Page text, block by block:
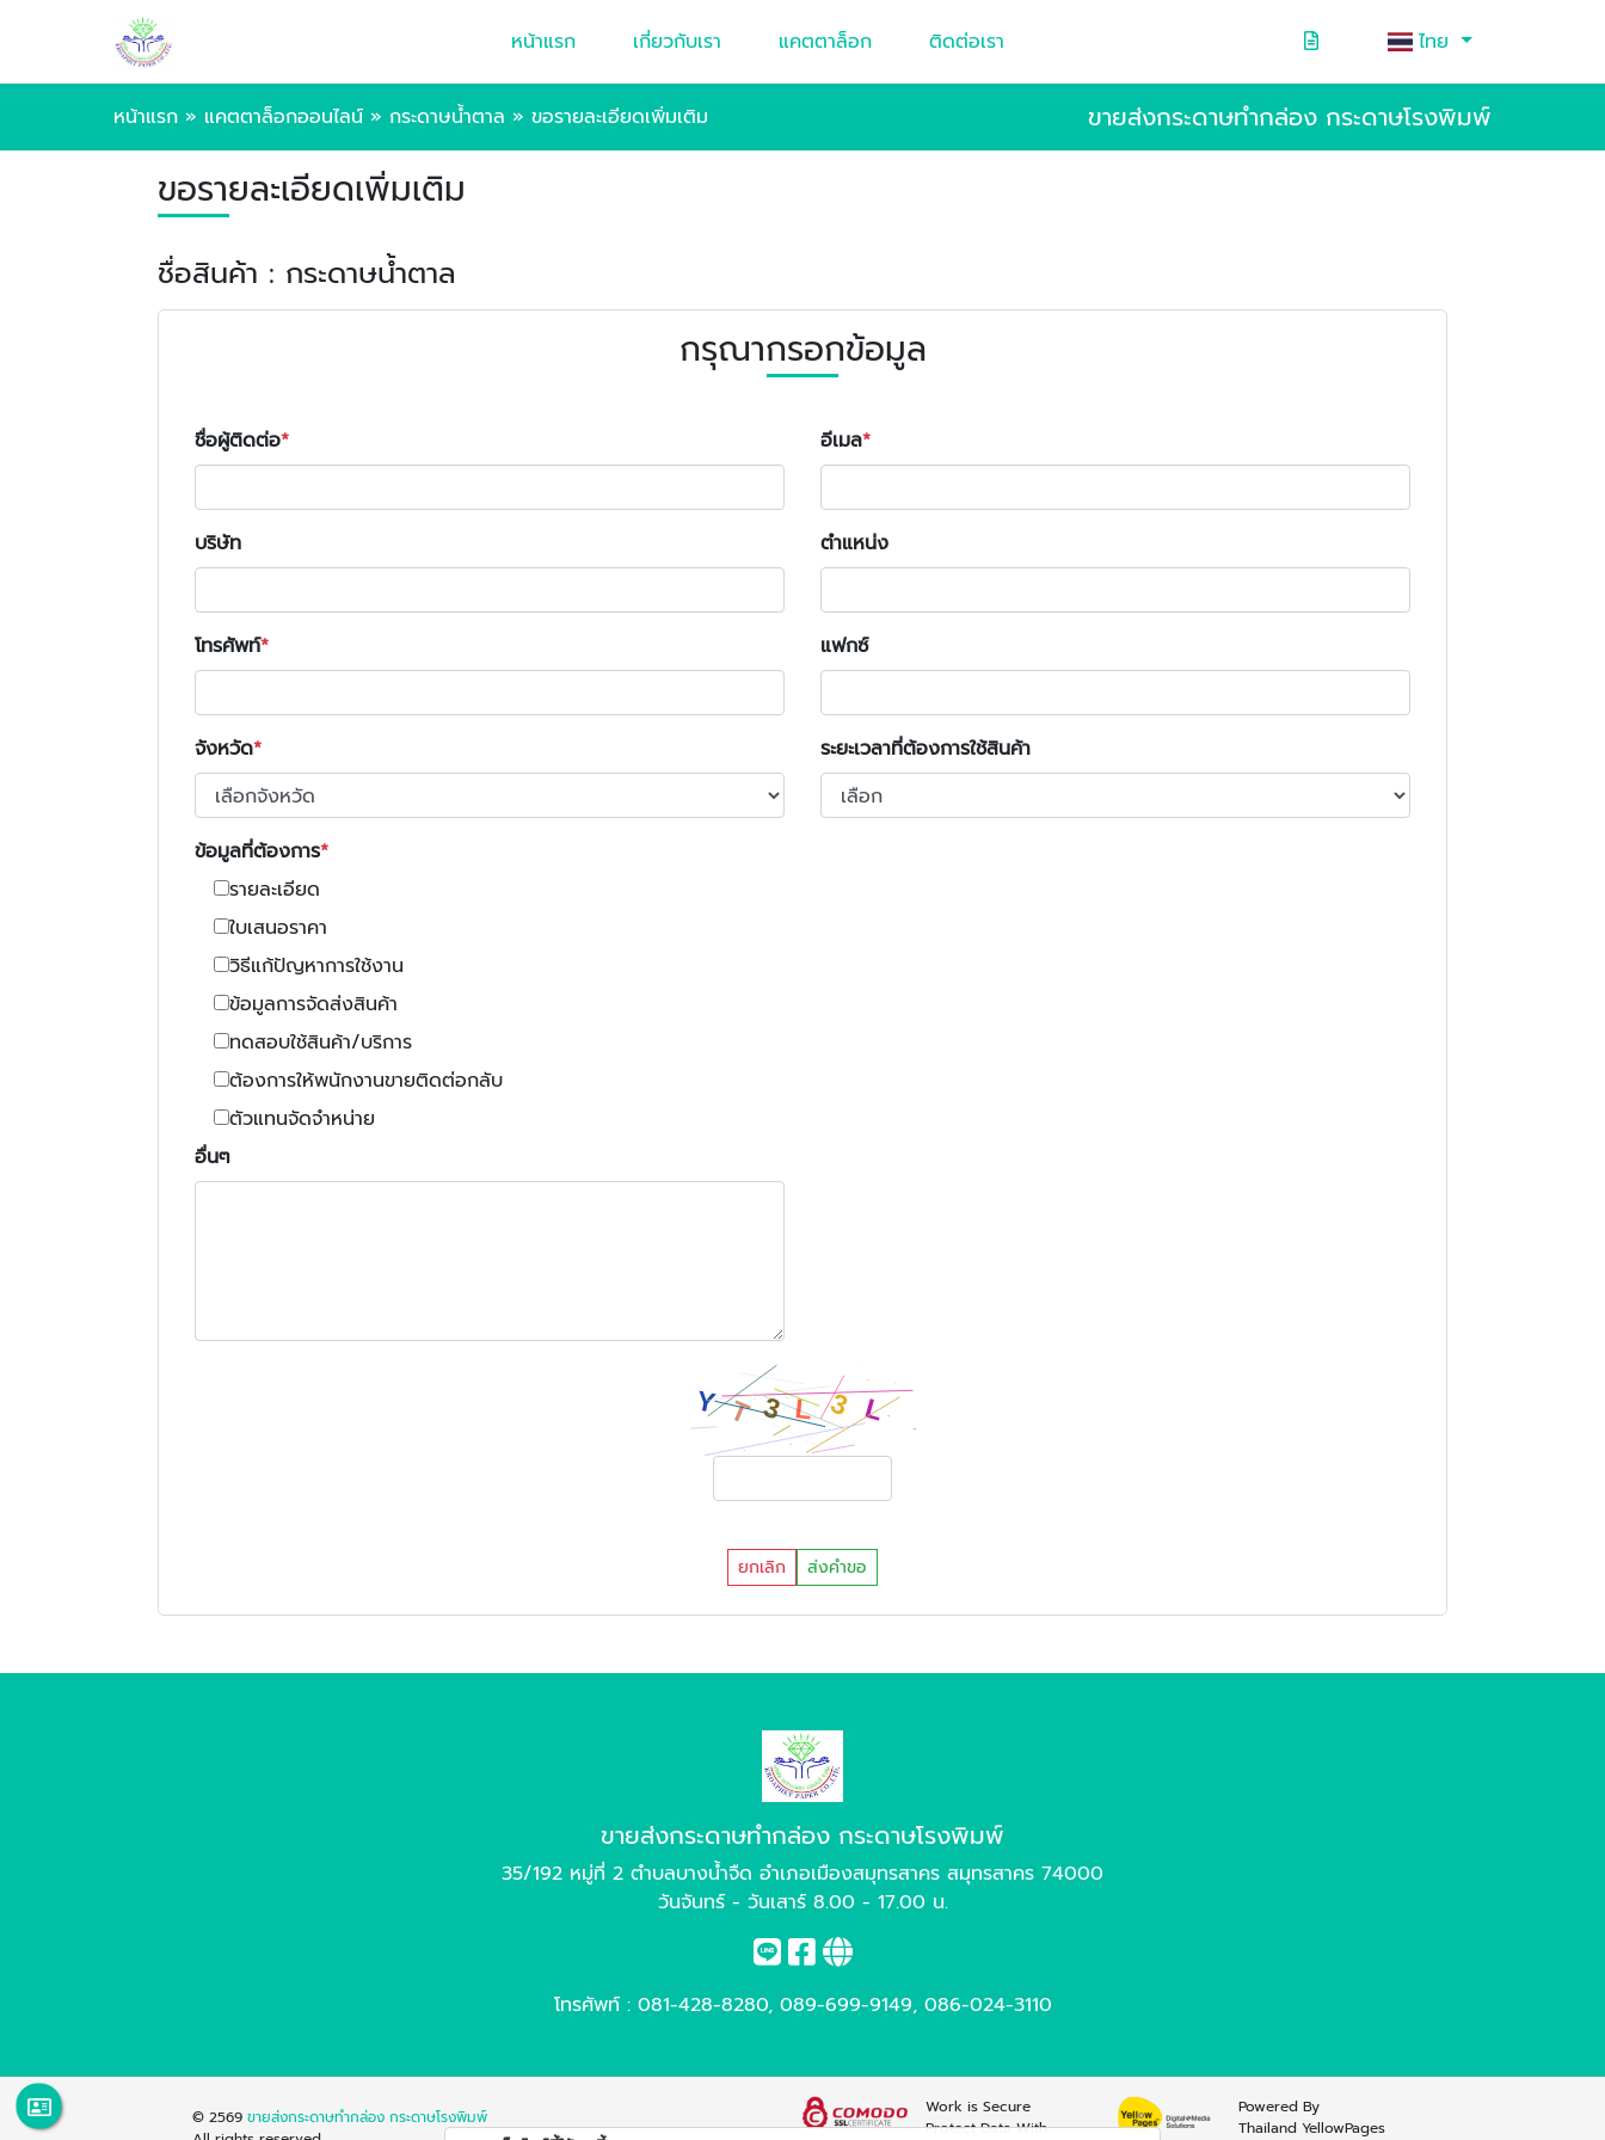
หน้าแรก เกี่ยวกับเรา แคตตาล็อก ติดต่อเรา ไทย
หน้าแรก » แคตตาล็อกออนไลน์ » กระดาษน้ำตาล » ขอรายละเอียดเพิ่มเติม ขายส่งกระดาษทำกล่อง กระดาษโรงพิมพ์
ขอรายละเอียดเพิ่มเติม
ชื่อสินค้า : กระดาษน้ำตาล
กรุณากรอกข้อมูล
ชื่อผู้ติดต่อ อีเมล
บริษัท ตำแหน่ง
โทรศัพท์ แฟกซ์
จังหวัด ระยะเวลาที่ต้องการใช้สินค้า
ข้อมูลที่ต้องการ
รายละเอียด
ใบเสนอราคา
วิธีแก้ปัญหาการใช้งาน
ข้อมูลการจัดส่งสินค้า
ทดสอบใช้สินค้า/บริการ
ต้องการให้พนักงานขายติดต่อกลับ
ตัวแทนจัดจำหน่าย
อื่นๆ
ยกเลิก ส่งคำขอ
ขายส่งกระดาษทำกล่อง กระดาษโรงพิมพ์
35/192 หมู่ที่ 2 ตำบลบางน้ำจืด อำเภอเมืองสมุทรสาคร สมุทรสาคร 74000
วันจันทร์ - วันเสาร์ 8.00 - 17.00 น.
โทรศัพท์ : 081-428-8280, 089-699-9149, 086-024-3110
© 2569ขายส่งกระดาษทำกล่อง กระดาษโรงพิมพ์
Work is Secure
Protect Data With
Powered By
Thailand YellowPages